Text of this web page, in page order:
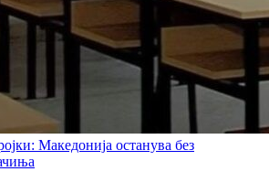
Македонија останува без